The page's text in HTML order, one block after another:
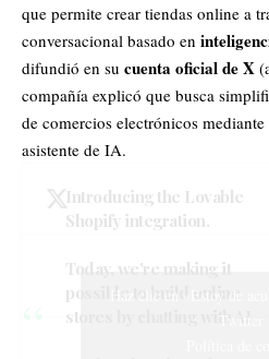
que permite crear tiendas online a
conversacional basado en
difundió en su cuenta oficial de X
compañía explicó que busca
de comercios electrónicos
asistente de IA.
Introducing the Lovable
Shopify integration.
Today, we're making it
possible to build online
stores by chatting with AI.
Haz clic en «Estoy de
Twitter
Política de